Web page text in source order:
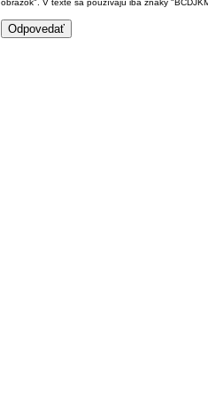
obrázok". V texte sa používajú iba znaky